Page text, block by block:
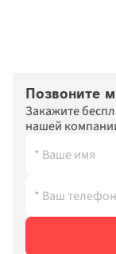
Позвоните
Закажите
нашей